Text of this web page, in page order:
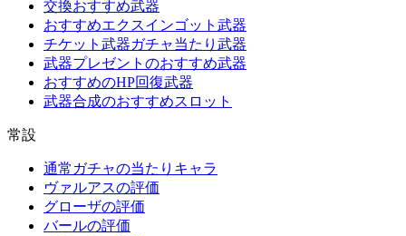
交換おすすめ武器
おすすめエクスインゴット武器
チケット武器ガチャ当たり武器
武器プレゼントのおすすめ武器
おすすめのHP回復武器
武器合成のおすすめスロット
常設
通常ガチャの当たりキャラ
ヴァルアスの評価
グローザの評価
バールの評価